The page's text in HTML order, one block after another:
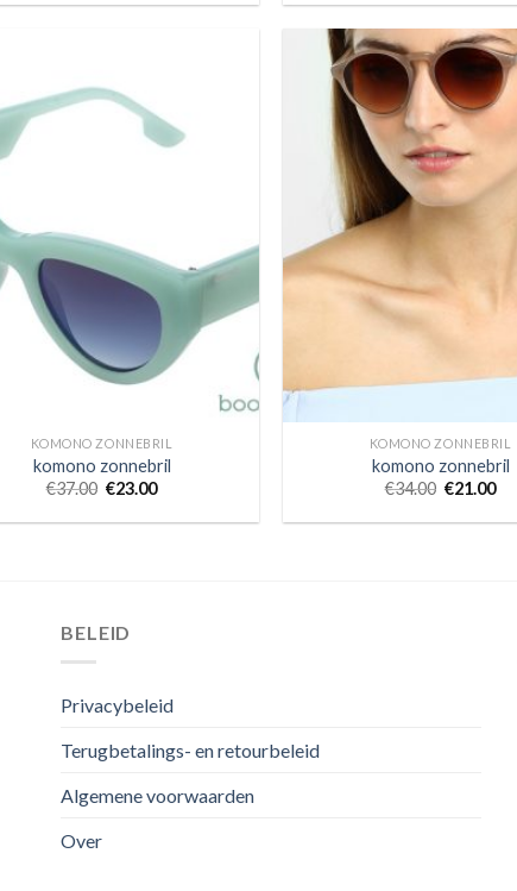
KOMONO ZONNEBRIL
komono zonnebril
€37.00 €23.00
KOMONO ZONNEBRIL
komono zonnebril
€34.00 €21.00
BELEID
Privacybeleid
Terugbetalings- en retourbeleid
Algemene voorwaarden
Over